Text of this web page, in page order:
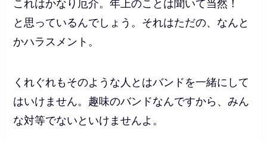
これはかなり厄介。年上のことは聞いて当然！
と思っているんでしょう。それはただの、なんと
かハラスメント。
くれぐれもそのような人とはバンドを一緒にして
はいけません。趣味のバンドなんですから、みん
な対等でないといけませんよ。